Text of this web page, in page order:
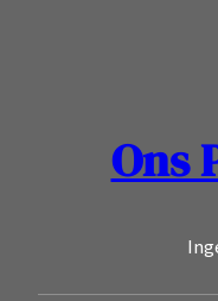
Ons